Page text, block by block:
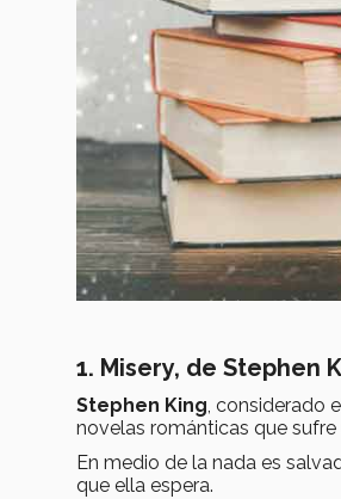
1. Misery, de Stephen
Stephen King, considerado
novelas románticas que
En medio de la nada es
que ella espera.